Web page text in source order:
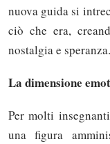
nuova guida si
ciò che era,
nostalgia e speranza.
La dimensione
Per molti
una figura